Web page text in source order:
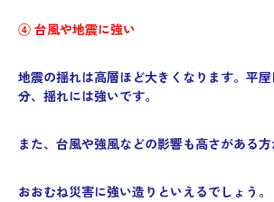
④ 台風や地震に強い
地震の揺れは高層ほど大きくなります。 平
分、揺れには強いです。
また、台風や強風などの影響も高さがある
おおむね災害に強い造りといえるでしょう。